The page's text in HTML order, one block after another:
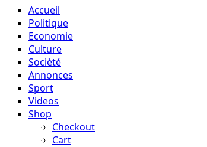
Accueil
Politique
Economie
Culture
Socièté
Annonces
Sport
Videos
Shop
Checkout
Cart